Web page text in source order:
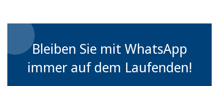
Bleiben Sie mit WhatsApp
immer auf dem Laufenden!